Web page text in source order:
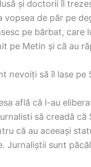
și doctorii îl
vopsea de păr pe
pe bărbat, care
pe Metin și că au
nevoiți să îl lase
află că l-au
să creadă
că au aceeași
Jurnaliștii sunt